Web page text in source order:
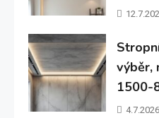
výběr,
1500-
4.7.2026